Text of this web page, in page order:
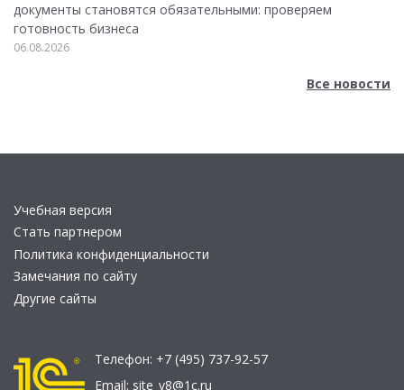
документы становятся обязательными: проверяем
готовность бизнеса
06.08.2026
Все новости
Учебная версия
Стать партнером
Политика конфиденциальности
Замечания по сайту
Другие сайты
Телефон: +7 (495) 737-92-57
Email: site_v8@1c.ru